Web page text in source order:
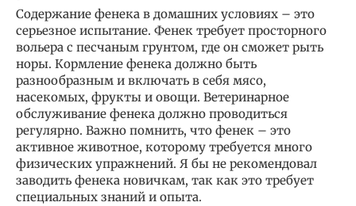
Содержание фенека в домашних условиях – это
серьезное испытание. Фенек требует просторного
вольера с песчаным грунтом, где он сможет рыть
норы. Кормление фенека должно быть
разнообразным и включать в себя мясо,
насекомых, фрукты и овощи. Ветеринарное
обслуживание фенека должно проводиться
регулярно. Важно помнить, что фенек – это
активное животное, которому требуется много
физических упражнений. Я бы не рекомендовал
заводить фенека новичкам, так как это требует
специальных знаний и опыта.